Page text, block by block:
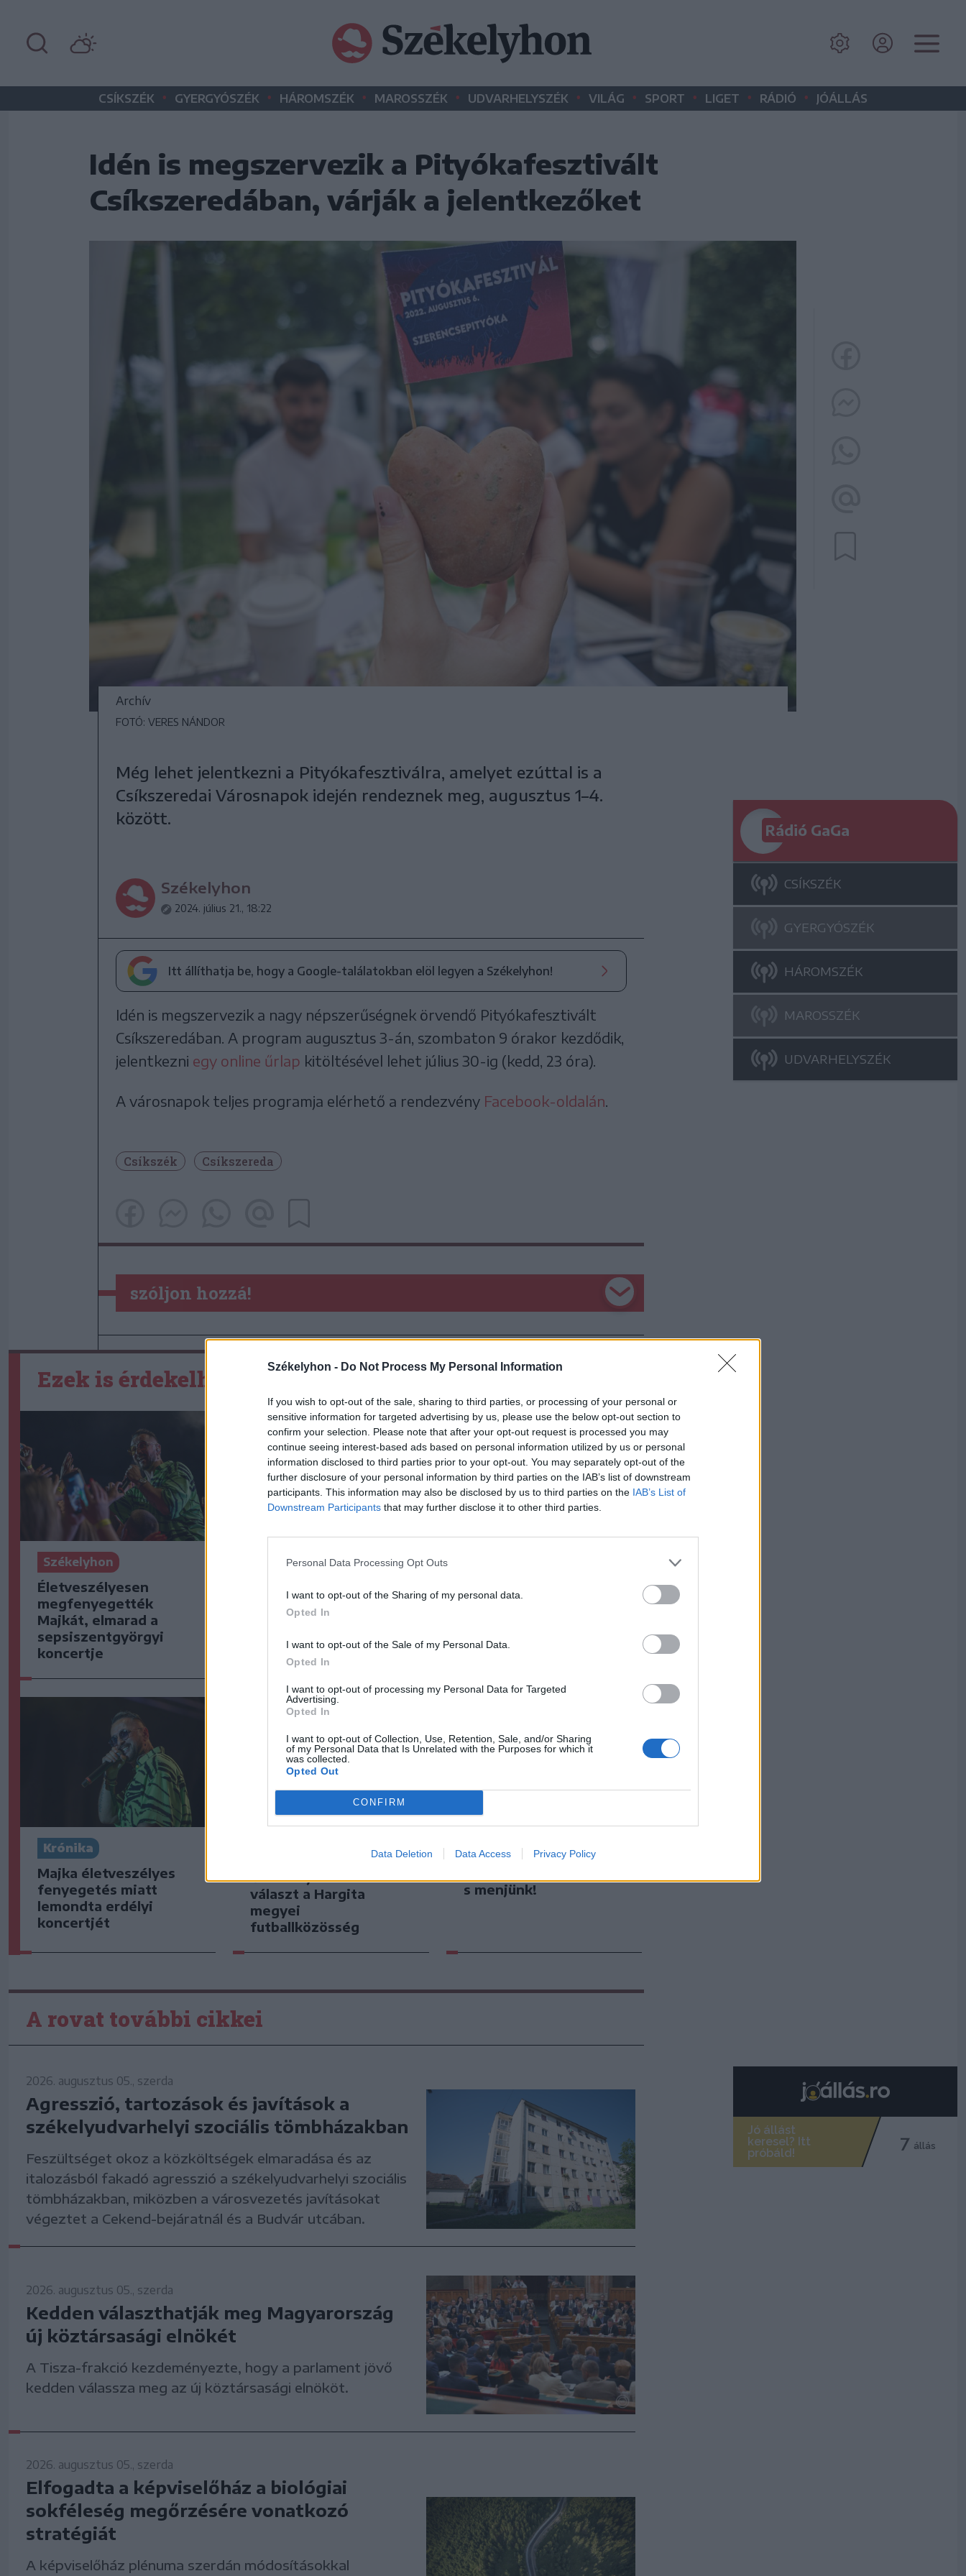
Székelyhon - Do Not Process My Personal Information
If you wish to opt-out of the sale, sharing to third parties, or processing of your personal or
sensitive information for targeted advertising by us, please use the below opt-out section to
confirm your selection. Please note that after your opt-out request is processed you may
continue seeing interest-based ads based on personal information utilized by us or personal
information disclosed to third parties prior to your opt-out. You may separately opt-out of the
further disclosure of your personal information by third parties on the IAB’s list of downstream
participants. This information may also be disclosed by us to third parties on the IAB’s List of
Downstream Participants that may further disclose it to other third parties.
Personal Data Processing Opt Outs
I want to opt-out of the Sharing of my personal data.
Opted In
I want to opt-out of the Sale of my Personal Data.
Opted In
I want to opt-out of processing my Personal Data for Targeted
Advertising.
Opted In
I want to opt-out of Collection, Use, Retention, Sale, and/or Sharing
of my Personal Data that Is Unrelated with the Purposes for which it
was collected.
Opted Out
CONFIRM
Data Deletion Data Access Privacy Policy
CSÍKSZÉK • GYERGYÓSZÉK • HÁROMSZÉK • MAROSSZÉK • UDVARHELYSZÉK • VILÁG • SPORT • LIGET • RÁDIÓ • JÓÁLLÁS
Idén is megszervezik a Pityókafesztivált
Csíkszeredában, várják a jelentkezőket
Archív
FOTÓ: VERES NÁNDOR
Még lehet jelentkezni a Pityókafesztiválra, amelyet ezúttal is a
Csíkszeredai Városnapok idején rendeznek meg, augusztus 1–4.
között.
Székelyhon
2024. július 21., 18:22
Itt állíthatja be, hogy a Google-találatokban elöl legyen a Székelyhon!
Idén is megszervezik a nagy népszerűségnek örvendő Pityókafesztivált
Csíkszeredában. A program augusztus 3-án, szombaton 9 órakor kezdődik,
jelentkezni egy online űrlap kitöltésével lehet július 30-ig (kedd, 23 óra).
A városnapok teljes programja elérhető a rendezvény Facebook-oldalán.
Csíkszék Csíkszereda
szóljon hozzá!
Rádió GaGa
CSÍKSZÉK
GYERGYÓSZÉK
HÁROMSZÉK
MAROSSZÉK
UDVARHELYSZÉK
Ezek is érdekelhetik
Székelyhon
Életveszélyesen
megfenyegették
Majkát, elmarad a
sepsiszentgyörgyi
koncertje
Székelyhon
ittasan hajtott háznak
egy csíkszeredai férfi
trenddel: a Sepsi OSK
Szuperligában
Krónika
Majka életveszélyes
fenyegetés miatt
lemondta erdélyi
koncertjét
Ősszel új elnököt
választ a Hargita
megyei
futballközösség
Nőileg
s menjünk!
A rovat további cikkei
2026. augusztus 05., szerda
Agresszió, tartozások és javítások a
székelyudvarhelyi szociális tömbházakban
Feszültséget okoz a közköltségek elmaradása és az
italozásból fakadó agresszió a székelyudvarhelyi szociális
tömbházakban, miközben a városvezetés javításokat
végeztet a Cekend-bejáratnál és a Budvár utcában.
2026. augusztus 05., szerda
Kedden választhatják meg Magyarország
új köztársasági elnökét
A Tisza-frakció kezdeményezte, hogy a parlament jövő
kedden válassza meg az új köztársasági elnököt.
2026. augusztus 05., szerda
Elfogadta a képviselőház a biológiai
sokféleség megőrzésére vonatkozó
stratégiát
A képviselőház plénuma szerdán módosításokkal